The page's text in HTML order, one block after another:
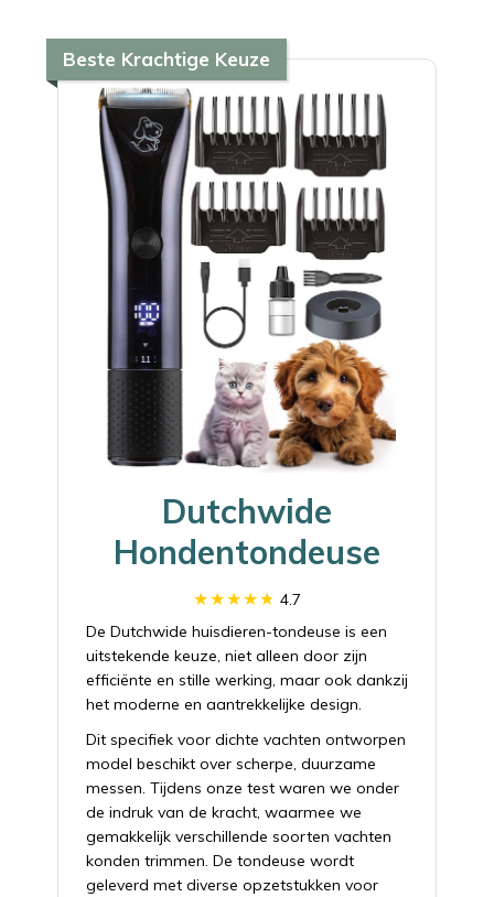
Beste Krachtige Keuze
Dutchwide
Hondentondeuse
4.7
De Dutchwide huisdieren-tondeuse is een
uitstekende keuze, niet alleen door zijn
efficiënte en stille werking, maar ook dankzij
het moderne en aantrekkelijke design.
Dit specifiek voor dichte vachten ontworpen
model beschikt over scherpe, duurzame
messen. Tijdens onze test waren we onder
de indruk van de kracht, waarmee we
gemakkelijk verschillende soorten vachten
konden trimmen. De tondeuse wordt
geleverd met diverse opzetstukken voor